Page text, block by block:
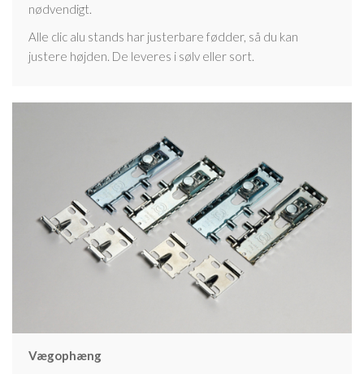
nødvendigt.
Alle clic alu stands har justerbare fødder, så du kan
justere højden. De leveres i sølv eller sort.
Vægophæng